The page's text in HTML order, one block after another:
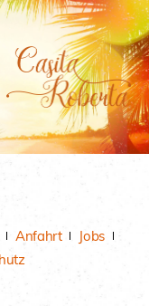
Anfahrt
Jobs